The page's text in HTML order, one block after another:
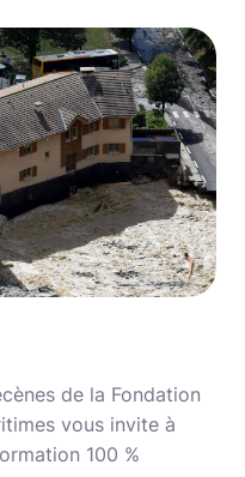
de la Fondation
vous invite à
100 %